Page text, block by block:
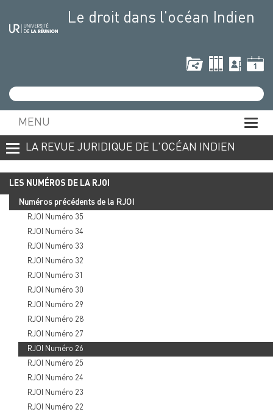
au
contenu
au
menu
à
la
au
mini-
Le droit dans l'océan Indien
Recherche
MENU
LA REVUE JURIDIQUE DE L'OCÉAN INDIEN
LES NUMÉROS DE LA RJOI
Numéros précédents de la RJOI
RJOI Numéro 35
RJOI Numéro 34
RJOI Numéro 33
RJOI Numéro 32
RJOI Numéro 31
RJOI Numéro 30
RJOI Numéro 29
RJOI Numéro 28
RJOI Numéro 27
RJOI Numéro 26
RJOI Numéro 25
RJOI Numéro 24
RJOI Numéro 23
RJOI Numéro 22